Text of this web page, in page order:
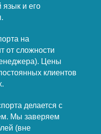
язык и его
на
от сложности
Цены
клиентов
делается с
Мы заверяем
(вне